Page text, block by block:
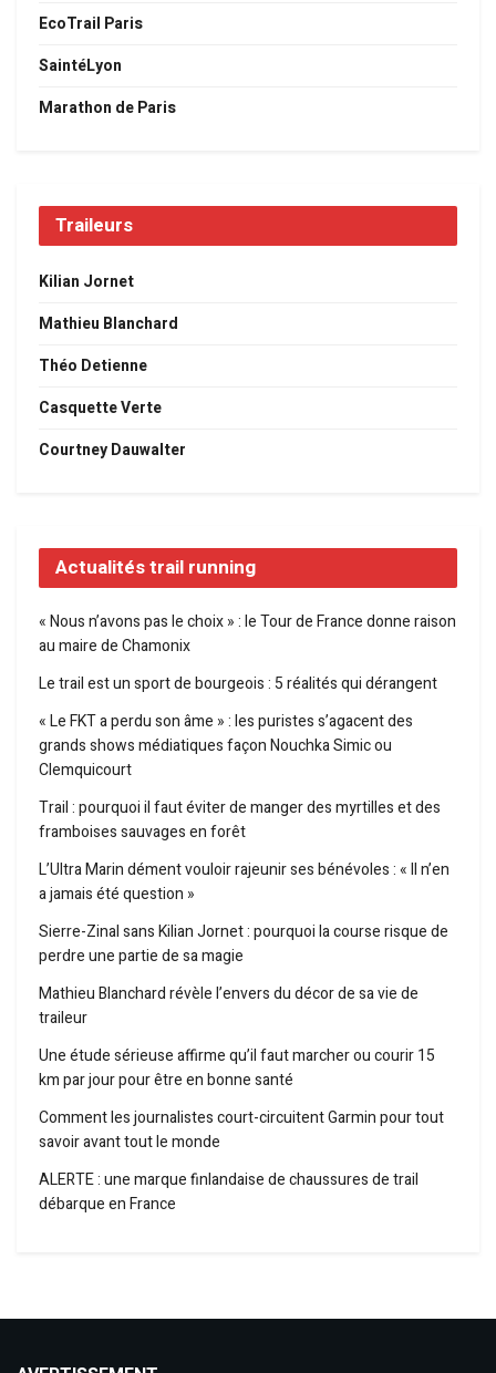
EcoTrail Paris
SaintéLyon
Marathon de Paris
Traileurs
Kilian Jornet
Mathieu Blanchard
Théo Detienne
Casquette Verte
Courtney Dauwalter
Actualités trail running
« Nous n’avons pas le choix » : le Tour de France donne raison
au maire de Chamonix
Le trail est un sport de bourgeois : 5 réalités qui dérangent
« Le FKT a perdu son âme » : les puristes s’agacent des
grands shows médiatiques façon Nouchka Simic ou
Clemquicourt
Trail : pourquoi il faut éviter de manger des myrtilles et des
framboises sauvages en forêt
L’Ultra Marin dément vouloir rajeunir ses bénévoles : « Il n’en
a jamais été question »
Sierre-Zinal sans Kilian Jornet : pourquoi la course risque de
perdre une partie de sa magie
Mathieu Blanchard révèle l’envers du décor de sa vie de
traileur
Une étude sérieuse affirme qu’il faut marcher ou courir 15
km par jour pour être en bonne santé
Comment les journalistes court-circuitent Garmin pour tout
savoir avant tout le monde
ALERTE : une marque finlandaise de chaussures de trail
débarque en France